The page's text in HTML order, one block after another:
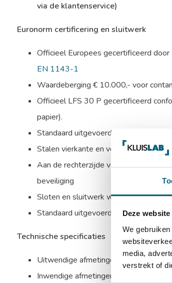
Deze
We
media,
verstrekt of
via de klantenservice)
Euronorm certificering en sluitwerk
Officieel Europees gecertificeerd
EN 1143-1
Waardeberging € 10.000,- voor
Officieel LFS 30 P gecertificeerd
papier).
Standaard uitgevoerd met een
Stalen vierkante en verchroomde
Aan de rechterzijde valt een blinde
beveiliging
Sloten en sluitwerk worden
Standaard uitgevoerd met 1 in
Technische specificaties
Uitwendige afmetingen: 370 x 500 x
Inwendige afmetingen: 290 x 420 x